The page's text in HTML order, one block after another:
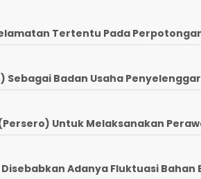
Tertentu Pada
Badan Usaha
Untuk Melaksanakan
Adanya Fluktuasi Bahan